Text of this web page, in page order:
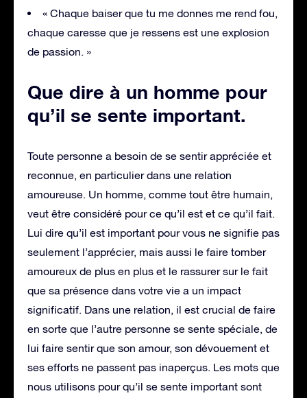
« Chaque baiser que tu me donnes me rend fou,
chaque caresse que je ressens est une explosion
de passion. »
Que dire à un homme pour
qu’il se sente important.
Toute personne a besoin de se sentir appréciée et
reconnue, en particulier dans une relation
amoureuse. Un homme, comme tout être humain,
veut être considéré pour ce qu’il est et ce qu’il fait.
Lui dire qu’il est important pour vous ne signifie pas
seulement l’apprécier, mais aussi le faire tomber
amoureux de plus en plus et le rassurer sur le fait
que sa présence dans votre vie a un impact
significatif. Dans une relation, il est crucial de faire
en sorte que l’autre personne se sente spéciale, de
lui faire sentir que son amour, son dévouement et
ses efforts ne passent pas inaperçus. Les mots que
nous utilisons pour qu’il se sente important sont